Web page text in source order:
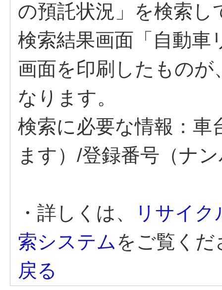
の預託状況」を検索し
検索結果画面「自動車
画面を印刷したもの
なります。
検索に必要な情報：車
ます）/登録番号（ナ
・詳しくは、
リサイ
索システムをご覧くだ
戻る